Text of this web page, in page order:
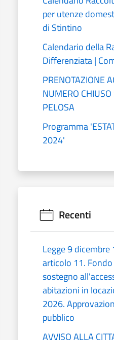
per utenze
di Stintino
Calendario della
Differenziata |
PRENOTAZIONE
NUMERO
PELOSA
Programma
2024'
Recenti
Legge 9
articolo 11.
sostegno
abitazioni in
2026.
pubblico
AVVISO ALLA